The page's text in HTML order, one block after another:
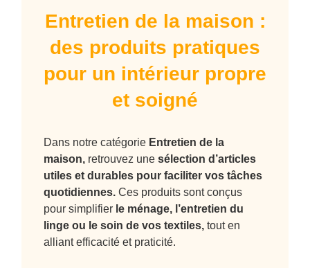
Entretien de la maison :
des produits pratiques
pour un intérieur propre
et soigné
Dans notre catégorie Entretien de la
maison, retrouvez une sélection d’articles
utiles et durables pour faciliter vos tâches
quotidiennes. Ces produits sont conçus
pour simplifier le ménage, l’entretien du
linge ou le soin de vos textiles, tout en
alliant efficacité et praticité.